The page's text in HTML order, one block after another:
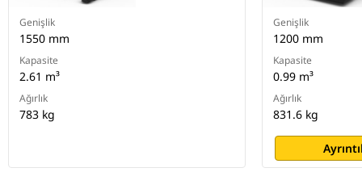
Genişlik
1550 mm
Kapasite
2.61 m³
Ağırlık
783 kg
Genişlik
1200 mm
Kapasite
0.99 m³
Ağırlık
831.6 kg